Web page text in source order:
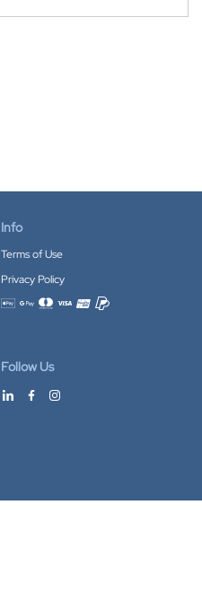
Info
Terms of Use
Privacy Policy
Accepted payment methods
Follow Us